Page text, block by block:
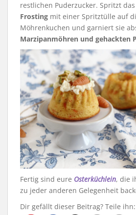
restlichen Puderzucker. Spritzt das
Frosting mit einer Spritztülle auf
Möhrenkuchen und garniert sie
Marzipanmöhren und gehackten
Fertig sind eure Osterküchlein, die
zu jeder anderen Gelegenheit
Dir gefällt dieser Beitrag? Teile ihn: